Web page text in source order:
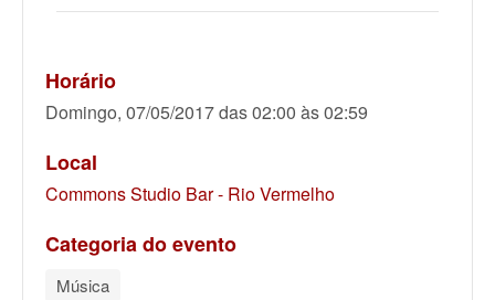
Horário
Domingo, 07/05/2017 das 02:00 às 02:59
Local
Commons Studio Bar - Rio Vermelho
Categoria do evento
Música